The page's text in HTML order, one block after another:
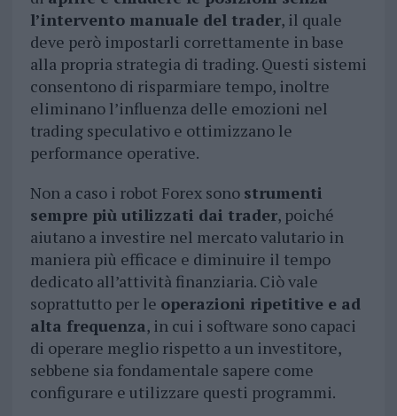
l’intervento manuale del trader, il quale
deve però impostarli correttamente in base
alla propria strategia di trading. Questi sistemi
consentono di risparmiare tempo, inoltre
eliminano l’influenza delle emozioni nel
trading speculativo e ottimizzano le
performance operative.
Non a caso i robot Forex sono strumenti
sempre più utilizzati dai trader, poiché
aiutano a investire nel mercato valutario in
maniera più efficace e diminuire il tempo
dedicato all’attività finanziaria. Ciò vale
soprattutto per le operazioni ripetitive e ad
alta frequenza, in cui i software sono capaci
di operare meglio rispetto a un investitore,
sebbene sia fondamentale sapere come
configurare e utilizzare questi programmi.